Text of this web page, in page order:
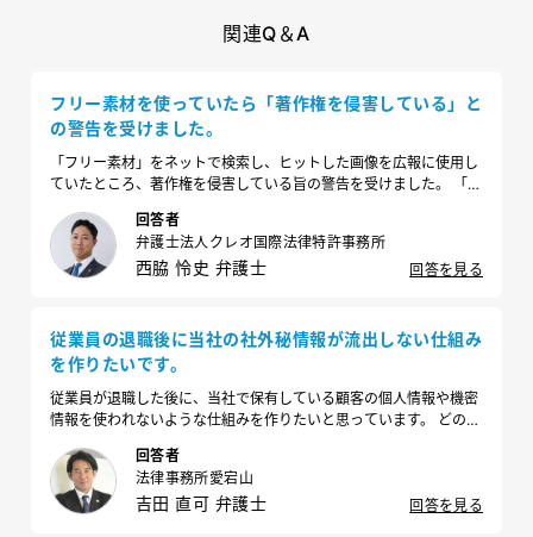
関連Q＆A
フリー素材を使っていたら「著作権を侵害している」と
の警告を受けました。
「フリー素材」をネットで検索し、ヒットした画像を広報に使用し
ていたところ、著作権を侵害している旨の警告を受けました。 「フ
しょうか？
回答者
弁護士法人クレオ国際法律特許事務所
西脇 怜史 弁護士 回答を見る
従業員の退職後に当社の社外秘情報が流出しない仕組み
を作りたいです。
従業員が退職した後に、当社で保有している顧客の個人情報や機密
情報を使われないような仕組みを作りたいと思っています。 どのよ
回答者
法律事務所愛宕山
吉田 直可 弁護士 回答を見る